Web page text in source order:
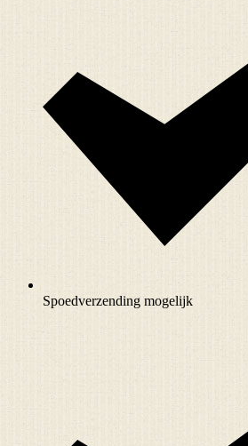
Spoedverzending mogelijk